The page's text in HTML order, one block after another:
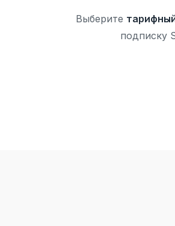
Выберите
подписку